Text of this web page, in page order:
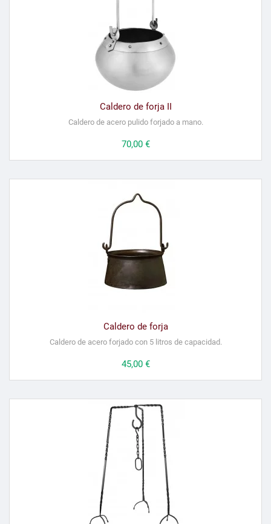
Caldero de forja II
Caldero de acero pulido forjado a mano.
Precio
70,00 €
Caldero de forja
Caldero de acero forjado con 5 litros de capacidad.
Precio
45,00 €